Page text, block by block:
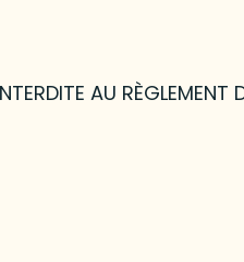
AU RÈGLEMENT